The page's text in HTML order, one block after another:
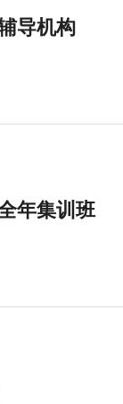
导机构
年集训班